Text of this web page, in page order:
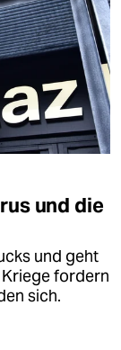
und die
und geht
Kriege fordern
sich.